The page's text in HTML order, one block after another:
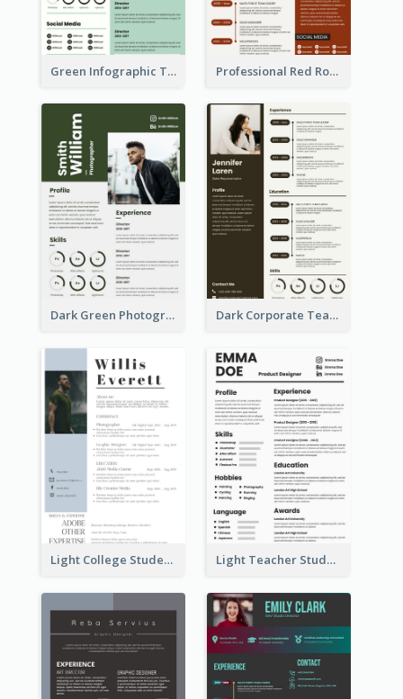
Green Infographic Teacher Resume Professional Red Rouge Resume
Dark Green Photographer Resume Dark Corporate Teacher Resume
Light College Student Resume Light Teacher Student Resume